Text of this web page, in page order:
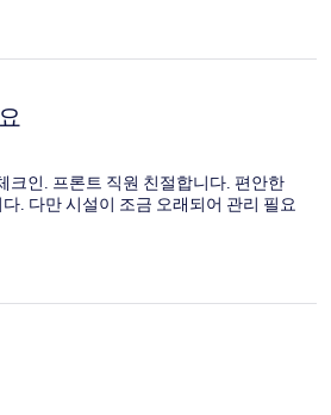
크인. 프론트 직원 친절합니다. 편안한
. 다만 시설이 조금 오래되어 관리 필요